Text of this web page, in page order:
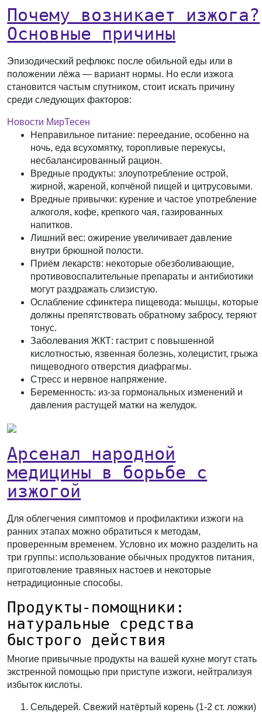
Почему возникает изжога?
Основные причины
Эпизодический рефлюкс после обильной еды или в
положении лёжа — вариант нормы. Но если изжога
становится частым спутником, стоит искать причину
среди следующих факторов:
Новости МирТесен
Неправильное питание: переедание, особенно на
ночь, еда всухомятку, торопливые перекусы,
несбалансированный рацион.
Вредные продукты: злоупотребление острой,
жирной, жареной, копчёной пищей и цитрусовыми.
Вредные привычки: курение и частое употребление
алкоголя, кофе, крепкого чая, газированных
напитков.
Лишний вес: ожирение увеличивает давление
внутри брюшной полости.
Приём лекарств: некоторые обезболивающие,
противовоспалительные препараты и антибиотики
могут раздражать слизистую.
Ослабление сфинктера пищевода: мышцы, которые
должны препятствовать обратному забросу, теряют
тонус.
Заболевания ЖКТ: гастрит с повышенной
кислотностью, язвенная болезнь, холецистит, грыжа
пищеводного отверстия диафрагмы.
Стресс и нервное напряжение.
Беременность: из-за гормональных изменений и
давления растущей матки на желудок.
Арсенал народной
медицины в борьбе с
изжогой
Для облегчения симптомов и профилактики изжоги на
ранних этапах можно обратиться к методам,
проверенным временем. Условно их можно разделить на
три группы: использование обычных продуктов питания,
приготовление травяных настоев и некоторые
нетрадиционные способы.
Продукты-помощники:
натуральные средства
быстрого действия
Многие привычные продукты на вашей кухне могут стать
экстренной помощью при приступе изжоги, нейтрализуя
избыток кислоты.
Сельдерей. Свежий натёртый корень (1-2 ст. ложки)